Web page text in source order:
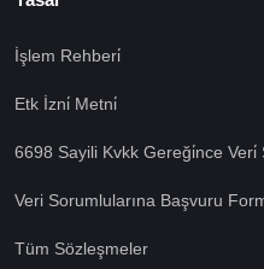
İşlem Rehberi̇
Etk İzni̇ Metni̇
6698 Sayili Kvkk Gereği̇nce
Veri Sorumlularına Başvuru
Tüm Sözleşmeler
şekilde çerezler
inceleyebilirsiniz Bu siteye